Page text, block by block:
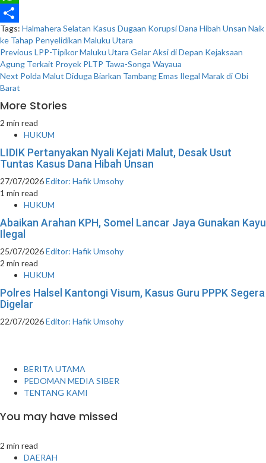
WhatsApp
Share
Tags: Halmahera Selatan Kasus Dugaan Korupsi Dana Hibah Unsan Naik
ke Tahap Penyelidikan Maluku Utara
Post
navigation
Previous LPP-Tipikor Maluku Utara Gelar Aksi di Depan Kejaksaan
Agung Terkait Proyek PLTP Tawa-Songa Wayaua
Next Polda Malut Diduga Biarkan Tambang Emas Ilegal Marak di Obi
Barat
More Stories
2 min read
HUKUM
LIDIK Pertanyakan Nyali Kejati Malut, Desak Usut
Tuntas Kasus Dana Hibah Unsan
27/07/2026Editor: Hafik Umsohy
1 min read
HUKUM
Abaikan Arahan KPH, Somel Lancar Jaya Gunakan Kayu
Ilegal
25/07/2026Editor: Hafik Umsohy
2 min read
HUKUM
Polres Halsel Kantongi Visum, Kasus Guru PPPK Segera
Digelar
22/07/2026Editor: Hafik Umsohy
BERITA UTAMA
PEDOMAN MEDIA SIBER
TENTANG KAMI
You may have missed
2 min read
DAERAH